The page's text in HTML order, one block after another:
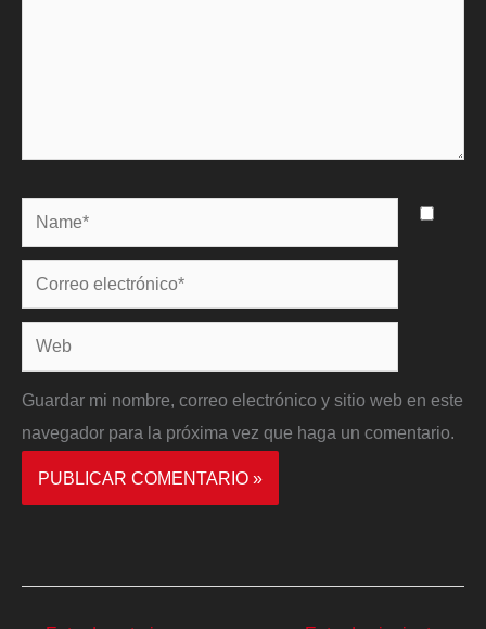
Name*
Correo
electrónico*
Web
Guardar mi nombre, correo electrónico y sitio web en este
navegador para la próxima vez que haga un comentario.